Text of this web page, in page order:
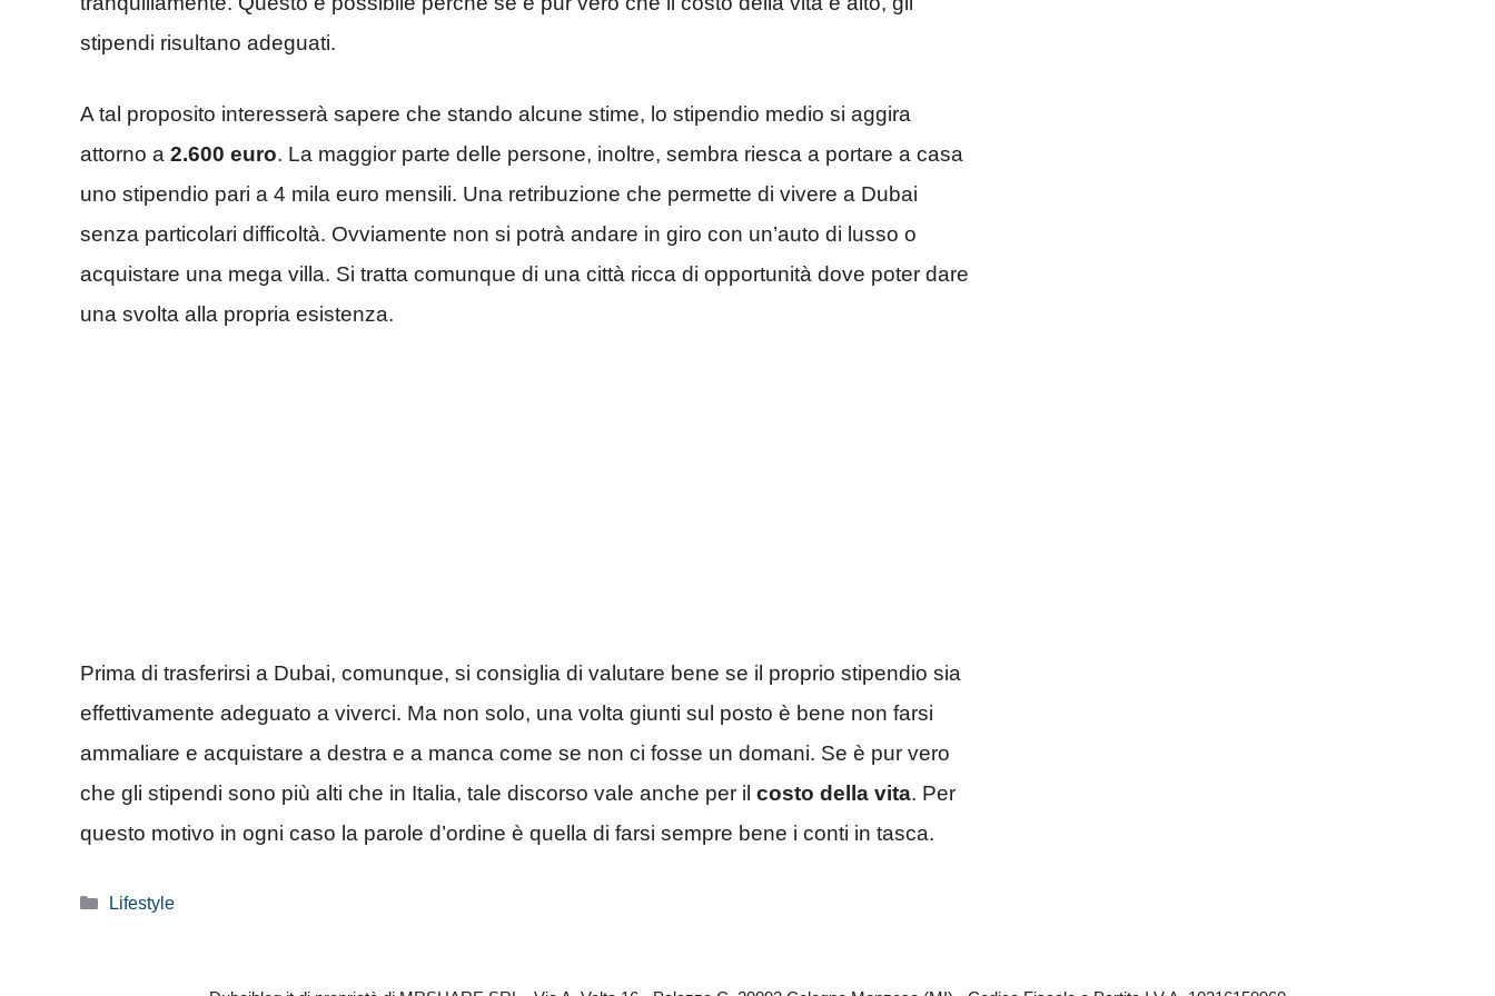
stipendi risultano adeguati.
A tal proposito interesserà sapere che stando alcune stime, lo stipendio medio si aggira
attorno a 2.600 euro. La maggior parte delle persone, inoltre, sembra riesca a portare a casa
uno stipendio pari a 4 mila euro mensili. Una retribuzione che permette di vivere a Dubai
senza particolari difficoltà. Ovviamente non si potrà andare in giro con un’auto di lusso o
acquistare una mega villa. Si tratta comunque di una città ricca di opportunità dove poter dare
una svolta alla propria esistenza.
Prima di trasferirsi a Dubai, comunque, si consiglia di valutare bene se il proprio stipendio sia
effettivamente adeguato a viverci. Ma non solo, una volta giunti sul posto è bene non farsi
ammaliare e acquistare a destra e a manca come se non ci fosse un domani. Se è pur vero
che gli stipendi sono più alti che in Italia, tale discorso vale anche per il costo della vita. Per
questo motivo in ogni caso la parole d’ordine è quella di farsi sempre bene i conti in tasca.
Categorie
Lifestyle